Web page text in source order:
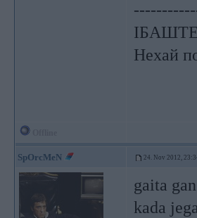
Нехай
SpOrcMeN 24. Nov 2012,
gaita
kada